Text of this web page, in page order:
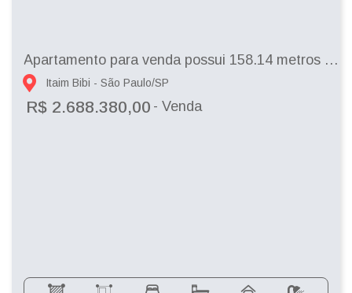
Apartamento para venda possui 158.14 metros quadrados com 2 quartos em Itaim Bibi -...
Itaim Bibi - São Paulo/SP
R$ 2.688.380,00 - Venda